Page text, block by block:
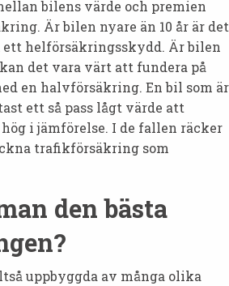
bilens värde och premien
Är bilen nyare än 10 år är det
helförsäkringsskydd. Är bilen
det vara värt att fundera på
en halvförsäkring. En bil som är
ett så pass lågt värde att
i jämförelse. I de fallen räcker
trafikförsäkring som
den bästa
uppbyggda av många olika